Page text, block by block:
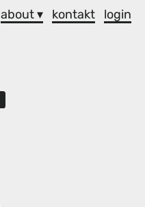
about ▾ kontakt login